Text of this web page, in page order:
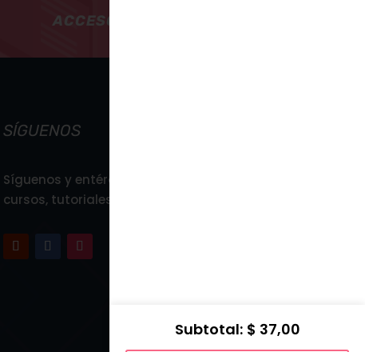
ACCESO INMEDIATO
SÍGUENOS
Síguenos y entérate de todos nuestros
cursos, tutoriales y blogpost.
Subtotal $ 37,00